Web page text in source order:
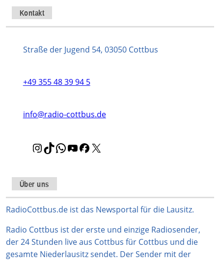
Kontakt
Straße der Jugend 54, 03050 Cottbus
+49 355 48 39 94 5
info@radio-cottbus.de
I
t
a
g
a
m
T
o
k
W
s
A
p
Y
u
b
F
b
o
k
Über uns
RadioCottbus.de ist das Newsportal für die Lausitz.
Radio Cottbus ist der erste und einzige Radiosender,
der 24 Stunden live aus Cottbus für Cottbus und die
gesamte Niederlausitz sendet. Der Sender mit der